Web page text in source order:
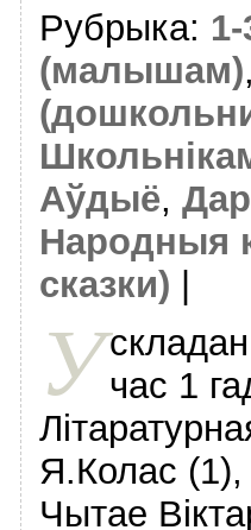
Рубрыка:
(малышам)
Аўдыё,
Народныя
сказки)
Учас 1
Я.Колас
Чытае